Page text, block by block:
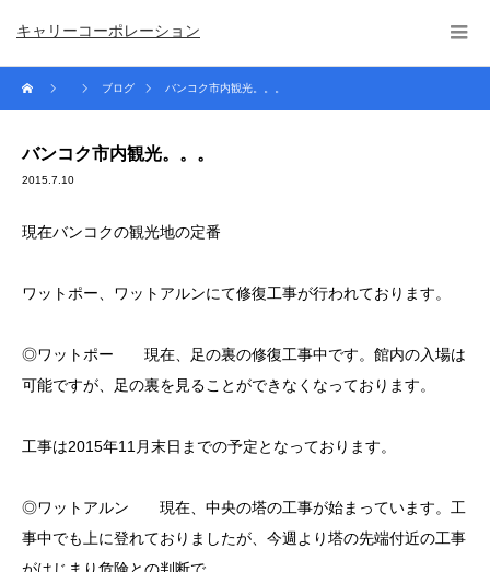
キャリーコーポレーション
ブログ バンコク市内観光。。。
バンコク市内観光。。。
2015.7.10
現在バンコクの観光地の定番
ワットポー、ワットアルンにて修復工事が行われております。
◎ワットポー 現在、足の裏の修復工事中です。館内の入場は
可能ですが、足の裏を見ることができなくなっております。
工事は2015年11月末日までの予定となっております。
◎ワットアルン 現在、中央の塔の工事が始まっています。工
事中でも上に登れておりましたが、今週より塔の先端付近の工事